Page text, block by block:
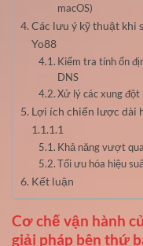
macOS)
Các lưu ý kỹ thuật khi
Yo88
Kiểm tra tính ổn
DNS
Xử lý các xung
Lợi ích chiến lược dài
1.1.1.1
Khả năng vượt
Tối ưu hóa hiệu
Kết luận
Cơ chế vận hành
giải pháp bên thứ